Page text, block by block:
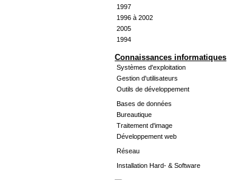
1997
1996 à 2002
2005
1994
Connaissances informatiques
Systèmes d'exploitation
Gestion d'utilisateurs
Outils de développement
Bases de données
Bureautique
Traitement d'image
Développement web
Réseau
Installation Hard- & Software